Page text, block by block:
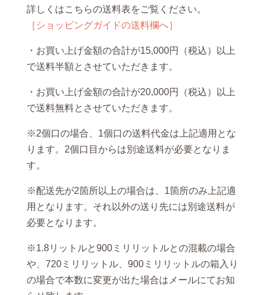
詳しくはこちらの送料表をご覧ください。
［ショッピングガイドの送料欄へ］
・お買い上げ金額の合計が15,000円（税込）以上
で送料半額とさせていただきます。
・お買い上げ金額の合計が20,000円（税込）以上
で送料無料とさせていただきます。
※2個口の場合、1個口の送料代金は上記適用とな
ります。2個口目からは別途送料が必要となりま
す。
※配送先が2箇所以上の場合は、1箇所のみ上記適
用となります。それ以外の送り先には別途送料が
必要となります。
※1.8リットルと900ミリリットルとの混載の場合
や、720ミリリットル、900ミリリットルの箱入り
の場合で本数に変更が出た場合はメールにてお知